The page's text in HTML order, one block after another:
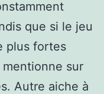
que si le jeu
plus fortes
sur
Autre aiche à